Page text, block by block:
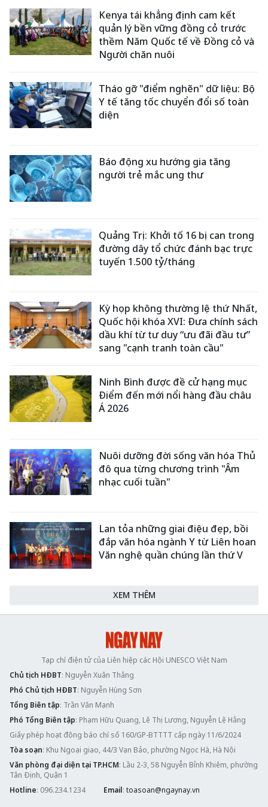
Kenya tái khẳng định cam kết
quản lý bền vững đồng cỏ trước
thềm Năm Quốc tế về Đồng cỏ và
Người chăn nuôi
Tháo gỡ "điểm nghẽn" dữ liệu: Bộ
Y tế tăng tốc chuyển đổi số toàn
diện
Báo động xu hướng gia tăng
người trẻ mắc ung thư
Quảng Trị: Khởi tố 16 bị can trong
đường dây tổ chức đánh bạc trực
tuyến 1.500 tỷ/tháng
Kỳ họp không thường lệ thứ Nhất,
Quốc hội khóa XVI: Đưa chính sách
dầu khí từ tư duy “ưu đãi đầu tư”
sang "cạnh tranh toàn cầu"
Ninh Bình được đề cử hạng mục
Điểm đến mới nổi hàng đầu châu
Á 2026
Nuôi dưỡng đời sống văn hóa Thủ
đô qua từng chương trình "Âm
nhạc cuối tuần"
Lan tỏa những giai điệu đẹp, bồi
đắp văn hóa ngành Y từ Liên hoan
Văn nghệ quần chúng lần thứ V
XEM THÊM
Tạp chí điện tử của Liên hiệp các Hội UNESCO Việt Nam
Chủ tịch HĐBT: Nguyễn Xuân Thắng
Phó Chủ tịch HĐBT: Nguyễn Hùng Sơn
Tổng Biên tập: Trần Văn Mạnh
Phó Tổng Biên tập: Phạm Hữu Quang, Lê Thị Lương, Nguyễn Lệ Hằng
Giấy phép hoạt động báo chí số 160/GP-BTTTT cấp ngày 11/6/2024
Tòa soạn: Khu Ngoại giao, 44/3 Vạn Bảo, phường Ngọc Hà, Hà Nội
Văn phòng đại diện tại TP.HCM: Lầu 2-3, 58 Nguyễn Bỉnh Khiêm, phường
Tân Định, Quận 1
Hotline: 096.234.1234 Email: toasoan@ngaynay.vn